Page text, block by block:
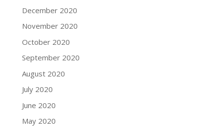
December 2020
November 2020
October 2020
September 2020
August 2020
July 2020
June 2020
May 2020